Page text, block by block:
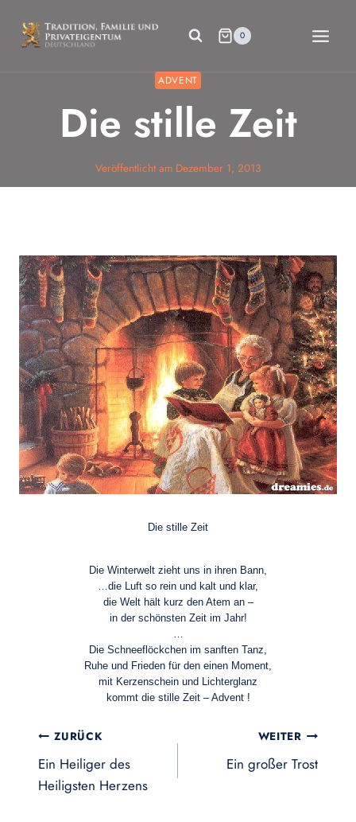
Inhalt
springen
0
ADVENT
Die stille Zeit
Veröffentlicht am Dezember 1, 2013
Die stille Zeit
Die Winterwelt zieht uns in ihren Bann,
…die Luft so rein und kalt und klar,
die Welt hält kurz den Atem an –
in der schönsten Zeit im Jahr!
…
Die Schneeflöckchen im sanften Tanz,
Ruhe und Frieden für den einen Moment,
mit Kerzenschein und Lichterglanz
kommt die stille Zeit – Advent !
Beitragsnavigation
ZURÜCK
Ein Heiliger des
Heiligsten Herzens
WEITER
Ein großer Trost